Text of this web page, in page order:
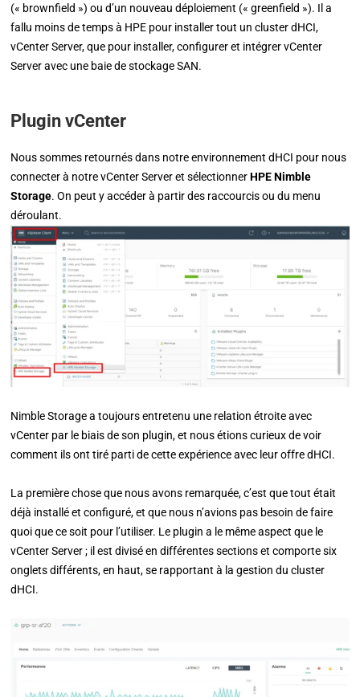
(« brownfield ») ou d’un nouveau déploiement (« greenfield »). Il a
fallu moins de temps à HPE pour installer tout un cluster dHCI,
vCenter Server, que pour installer, configurer et intégrer vCenter
Server avec une baie de stockage SAN.
Plugin vCenter
Nous sommes retournés dans notre environnement dHCI pour nous
connecter à notre vCenter Server et sélectionnerHPE Nimble
Storage. On peut y accéder à partir des raccourcis ou du menu
déroulant.
Nimble Storage a toujours entretenu une relation étroite avec
vCenter par le biais de son plugin, et nous étions curieux de voir
comment ils ont tiré parti de cette expérience avec leur offre dHCI.
La première chose que nous avons remarquée, c’est que tout était
déjà installé et configuré, et que nous n’avions pas besoin de faire
quoi que ce soit pour l’utiliser. Le plugin a le même aspect que le
vCenter Server ; il est divisé en différentes sections et comporte six
onglets différents, en haut, se rapportant à la gestion du cluster
dHCI.